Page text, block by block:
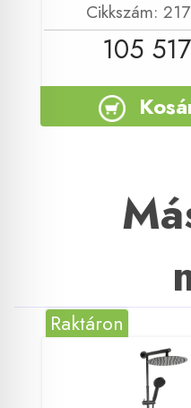
Cikkszám:
105
Raktáron